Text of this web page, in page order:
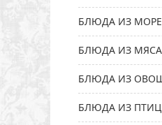
БЛЮДА ИЗ
БЛЮДА ИЗ МЯСА
БЛЮДА ИЗ
БЛЮДА ИЗ